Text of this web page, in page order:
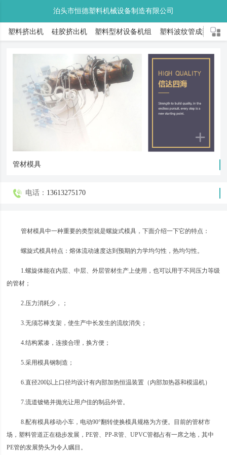
泊头市恒德塑料机械设备制造有限公司
塑料挤出机 硅胶挤出机 塑料型材设备机组 塑料波纹管成型机
PA66门窗隔热条 缠绕机 配件系列
管材模具
电话： 13613275170
管材模具中一种重要的类型就是螺旋式模具，下面介绍一下它的特点：
螺旋式模具特点：熔体流动速度达到预期的力学均匀性，热均匀性。
1.螺旋体能在内层、中层、外层管材生产上使用，也可以用于不同压力等级
的管材；
2.压力消耗少，；
3.无须芯棒支架，使生产中长发生的流纹消失；
4.结构紧凑，连接合理，换方便；
5.采用模具钢制造；
6.直径200以上口径均设计有内部加热恒温装置（内部加热器和模温机）
7.流道镀铬并抛光让用户佳的制品外管。
8.配有模具移动小车，电动90°翻转使换模具规格为方便。目前的管材市
场，塑料管道正在稳步发展，PE管、PP-R管、UPVC管都占有一席之地，其中
PE管的发展势头为令人瞩目。